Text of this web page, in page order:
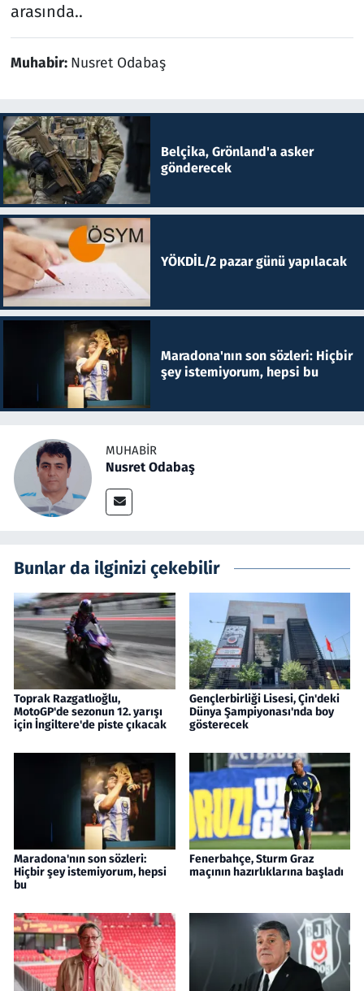
arasında..
Muhabir: Nusret Odabaş
Belçika, Grönland'a asker
gönderecek
YÖKDİL/2 pazar günü yapılacak
Maradona'nın son sözleri: Hiçbir
şey istemiyorum, hepsi bu
MUHABIR
Nusret Odabaş
Bunlar da ilginizi çekebilir
Toprak Razgatlıoğlu,
MotoGP'de sezonun 12. yarışı
için İngiltere'de piste çıkacak
Gençlerbirliği Lisesi, Çin'deki
Dünya Şampiyonası'nda boy
gösterecek
Maradona'nın son sözleri:
Hiçbir şey istemiyorum, hepsi
bu
Fenerbahçe, Sturm Graz
maçının hazırlıklarına başladı